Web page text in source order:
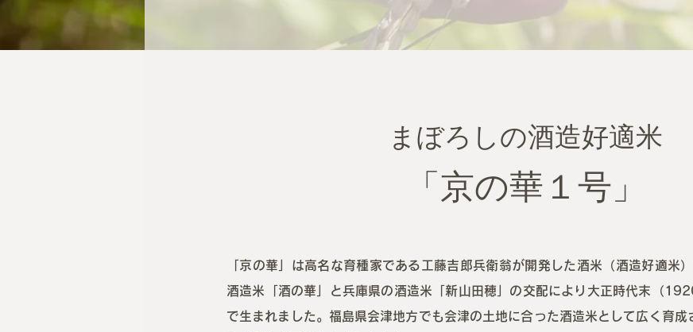
まぼろしの酒造好適米
「京の華１号」
「京の華」は高名な育種家である工藤吉郎兵衛翁が開発した酒米（酒造好適米
酒造米「酒の華」と兵庫県の酒造米「新山田穂」の交配により大正時代末（
で生まれました。福島県会津地方でも会津の土地に合った酒造米として広く育成